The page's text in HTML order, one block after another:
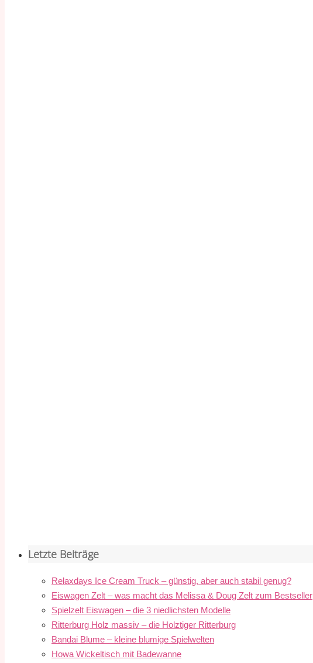
Letzte Beiträge
Relaxdays Ice Cream Truck – günstig, aber auch stabil genug?
Eiswagen Zelt – was macht das Melissa & Doug Zelt zum Bestseller
Spielzelt Eiswagen – die 3 niedlichsten Modelle
Ritterburg Holz massiv – die Holztiger Ritterburg
Bandai Blume – kleine blumige Spielwelten
Howa Wickeltisch mit Badewanne